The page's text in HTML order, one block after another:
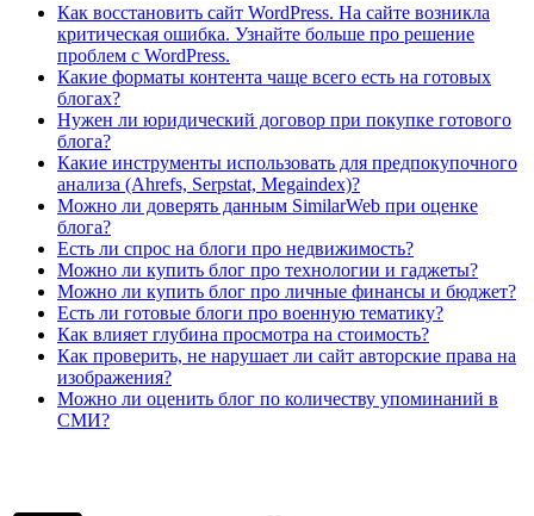
Как восстановить сайт WordPress. На сайте возникла
критическая ошибка. Узнайте больше про решение
проблем с WordPress.
Какие форматы контента чаще всего есть на готовых
блогах?
Нужен ли юридический договор при покупке готового
блога?
Какие инструменты использовать для предпокупочного
анализа (Ahrefs, Serpstat, Megaindex)?
Можно ли доверять данным SimilarWeb при оценке
блога?
Есть ли спрос на блоги про недвижимость?
Можно ли купить блог про технологии и гаджеты?
Можно ли купить блог про личные финансы и бюджет?
Есть ли готовые блоги про военную тематику?
Как влияет глубина просмотра на стоимость?
Как проверить, не нарушает ли сайт авторские права на
изображения?
Можно ли оценить блог по количеству упоминаний в
СМИ?